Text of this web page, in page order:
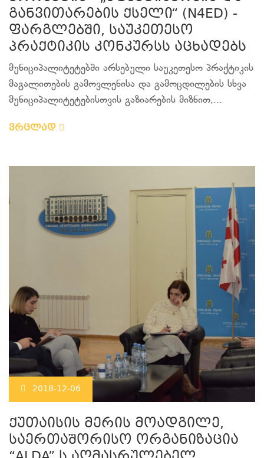
განვითარების ქსელი“ (N4ED) -
ფარგლებში, საუკეთესო
პრაქტიკის კონკურსს აცხადებს
მუნიციპალიტეტებში არსებული საუკეთესო პრაქტიკის
მაგალითების გამოვლენისა და გამოცდილების სხვა
მუნიციპალიტეტებისთვის გაზიარების მიზნით,...
ვრცლად
2018-12-06
ქუთაისის მერის მოადგილე,
საერთაშორისო ორგანიზაცია